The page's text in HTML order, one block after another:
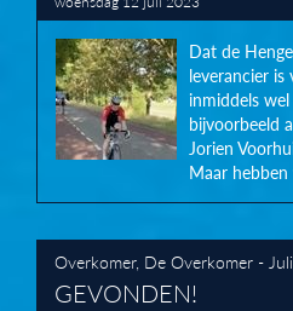
Dat de
leverancier is
inmiddels
bijvoorbeeld
Jorien
Maar hebben
Overkomer, De Overkomer -
GEVONDEN!